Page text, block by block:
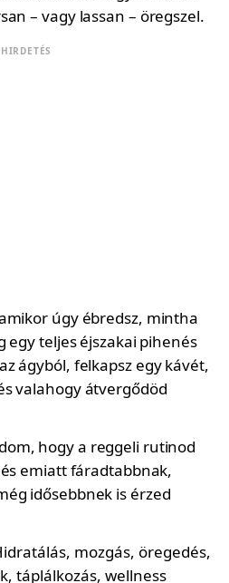
– vagy lassan – öregszel.
HIRDETÉS
úgy ébredsz, mintha
egy teljes éjszakai pihenés
ágyból, felkapsz egy kávét,
valahogy átvergődöd
hogy a reggeli rutinod
emiatt fáradtabbnak,
idősebbnek is érzed